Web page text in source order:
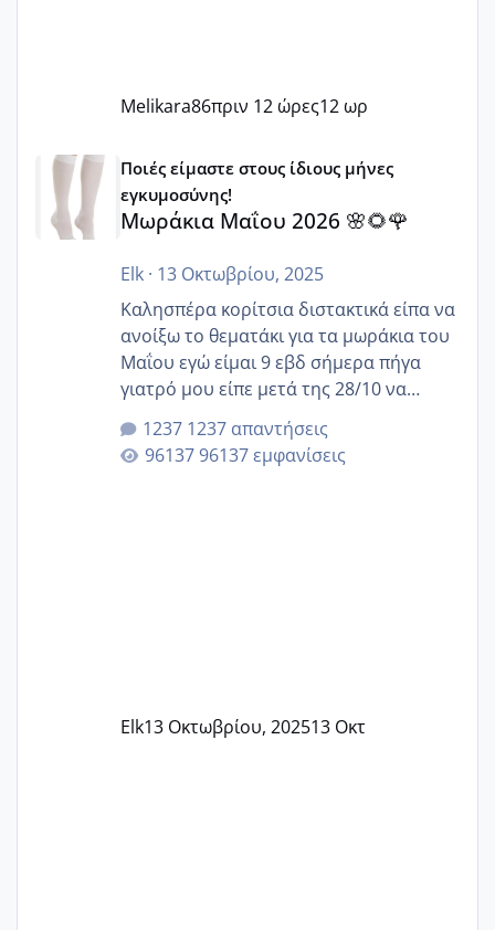
Melikara86πριν 12 ώρες12 ωρ
Μωράκια Μαΐου 2026 🌸🌻🌹
Ποιές είμαστε στους ίδιους μήνες
εγκυμοσύνης!
Μωράκια Μαΐου 2026 🌸🌻🌹
Elk· 13 Οκτωβρίου, 2025
Καλησπέρα κορίτσια διστακτικά είπα να
ανοίξω το θεματάκι για τα μωράκια του
Μαΐου εγώ είμαι 9 εβδ σήμερα πήγα
γιατρό μου είπε μετά της 28/10 να
κλείσω ραντεβού για την αυχενική είναι
καμιά άλλη κοπέλα να γεννάει Μάιο ;;
1237 απαντήσεις
96137 εμφανίσεις
Elk13 Οκτωβρίου, 202513 Οκτ